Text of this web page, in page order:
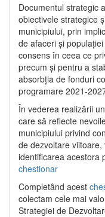
Documentul strategic
obiectivele strategice
municipiului, prin
de afaceri și
consens în ceea ce
precum și pentru a
absorbția de fonduri
programare 2021-
În vederea realizării
care să reflecte
municipiului privind
de dezvoltare
identificarea acestora
chestionar
Completând acest
colectam cele mai
Strategiei de